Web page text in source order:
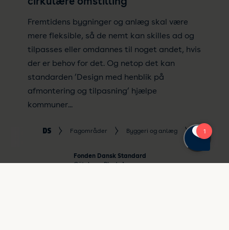
Fremtidens bygninger og anlæg skal være
mere fleksible, så de nemt kan skilles ad og
tilpasses eller omdannes til noget andet, hvis
der er behov for det. Og netop det kan
standarden ’Design med henblik på
afmontering og tilpasning’ hjælpe
kommuner...
Fagområder Byggeri og anlæg byggeri 25
Fonden Dansk Standard
Göteborg Plads 1